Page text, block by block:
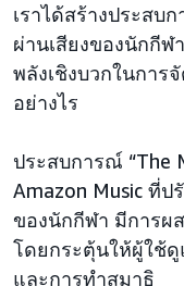
เราได้สร้างประสบ
ผ่านเสียงของนักกีฬ
พลังเชิงบวกในกา
อย่างไร
ประสบการณ์ “The
Amazon Music ที่
ของนักกีฬา มีการผ
โดยกระตุ้นให้ผู้ใช้
และการทำสมาธิ